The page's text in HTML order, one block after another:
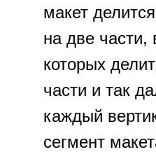
макет
на две части,
которых
части и так
каждый
сегмент